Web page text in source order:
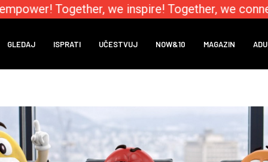
Together, we inspire! Together, we
GLEDAJ ISPRATI UČESTVUJ NOW&10 MAGAZIN